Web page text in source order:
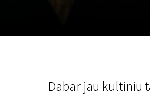
Dabar jau kultiniu